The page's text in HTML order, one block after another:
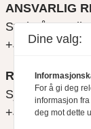
ANSVARLIG
Svein Åge
+47 900 79 547
REDAKTØR
Sjur Anda
+47 470 34 460
Dine valg:
For å gi deg
informasjon
deg mot dette